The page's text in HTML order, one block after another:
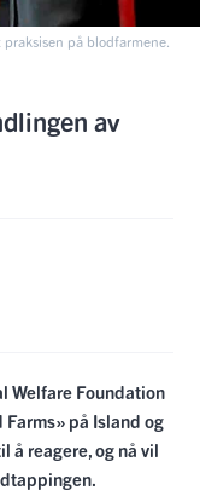
på blodfarmene.
av
Welfare Foundation
på Island og
å reagere, og nå vil